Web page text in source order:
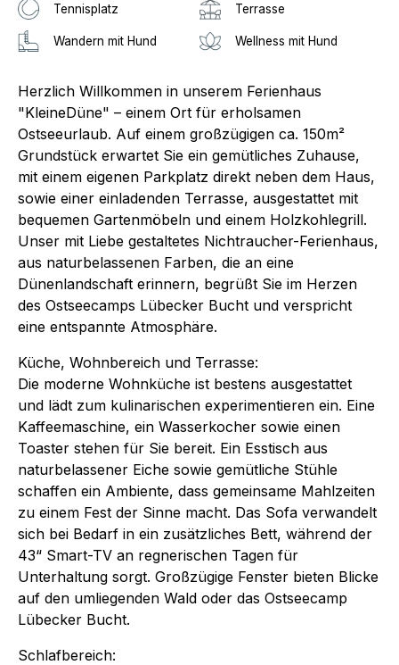
Tennisplatz Terrasse
Wandern mit Hund Wellness mit Hund
Herzlich Willkommen in unserem Ferienhaus
"KleineDüne" – einem Ort für erholsamen
Ostseeurlaub. Auf einem großzügigen ca. 150m²
Grundstück erwartet Sie ein gemütliches Zuhause,
mit einem eigenen Parkplatz direkt neben dem Haus,
sowie einer einladenden Terrasse, ausgestattet mit
bequemen Gartenmöbeln und einem Holzkohlegrill.
Unser mit Liebe gestaltetes Nichtraucher-Ferienhaus,
aus naturbelassenen Farben, die an eine
Dünenlandschaft erinnern, begrüßt Sie im Herzen
des Ostseecamps Lübecker Bucht und verspricht
eine entspannte Atmosphäre.
Küche, Wohnbereich und Terrasse:
Die moderne Wohnküche ist bestens ausgestattet
und lädt zum kulinarischen experimentieren ein. Eine
Kaffeemaschine, ein Wasserkocher sowie einen
Toaster stehen für Sie bereit. Ein Esstisch aus
naturbelassener Eiche sowie gemütliche Stühle
schaffen ein Ambiente, dass gemeinsame Mahlzeiten
zu einem Fest der Sinne macht. Das Sofa verwandelt
sich bei Bedarf in ein zusätzliches Bett, während der
43“ Smart-TV an regnerischen Tagen für
Unterhaltung sorgt. Großzügige Fenster bieten Blicke
auf den umliegenden Wald oder das Ostseecamp
Lübecker Bucht.
Schlafbereich: